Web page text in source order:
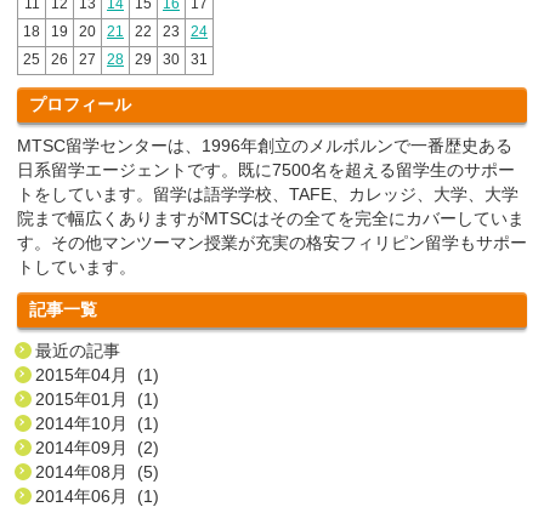
18
19 20 21 22 23
24
25
26 27 28 29 30 31
プロフィール
MTSC留学センターは、1996年創立のメルボルンで一番歴史ある
日系留学エージェントです。既に7500名を超える留学生のサポー
トをしています。留学は語学学校、TAFE、カレッジ、大学、大学
院まで幅広くありますがMTSCはその全てを完全にカバーしていま
す。その他マンツーマン授業が充実の格安フィリピン留学もサポー
トしています。
記事一覧
最近の記事
2015年04月 (1)
2015年01月 (1)
2014年10月 (1)
2014年09月 (2)
2014年08月 (5)
2014年06月 (1)